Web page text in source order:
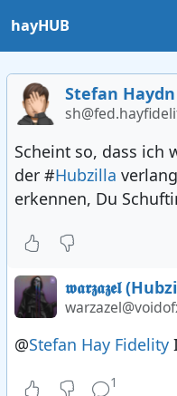
hayHUB
Stefan Haydn
Scheint so, dass ich
der #Hubzilla
erkennen, Du
𝖜𝖆𝖗𝖟𝖆𝖟𝖊𝖑
@Stefan Hay Fidelity
1